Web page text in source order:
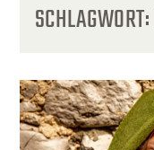
SCHLAGWORT: